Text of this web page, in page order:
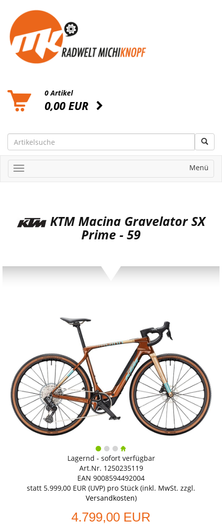
0 Artikel
0,00 EUR
Menü
KTM Macina Gravelator SX
Prime - 59
Lagernd - sofort verfügbar
Art.Nr. 1250235119
EAN 9008594492004
statt 5.999,00 EUR (UVP) pro Stück (inkl. MwSt. zzgl.
Versandkosten)
4.799,00 EUR